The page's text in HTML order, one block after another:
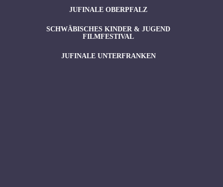
JUFINALE OBERPFALZ
SCHWÄBISCHES KINDER & JUGEND
FILMFESTIVAL
JUFINALE UNTERFRANKEN